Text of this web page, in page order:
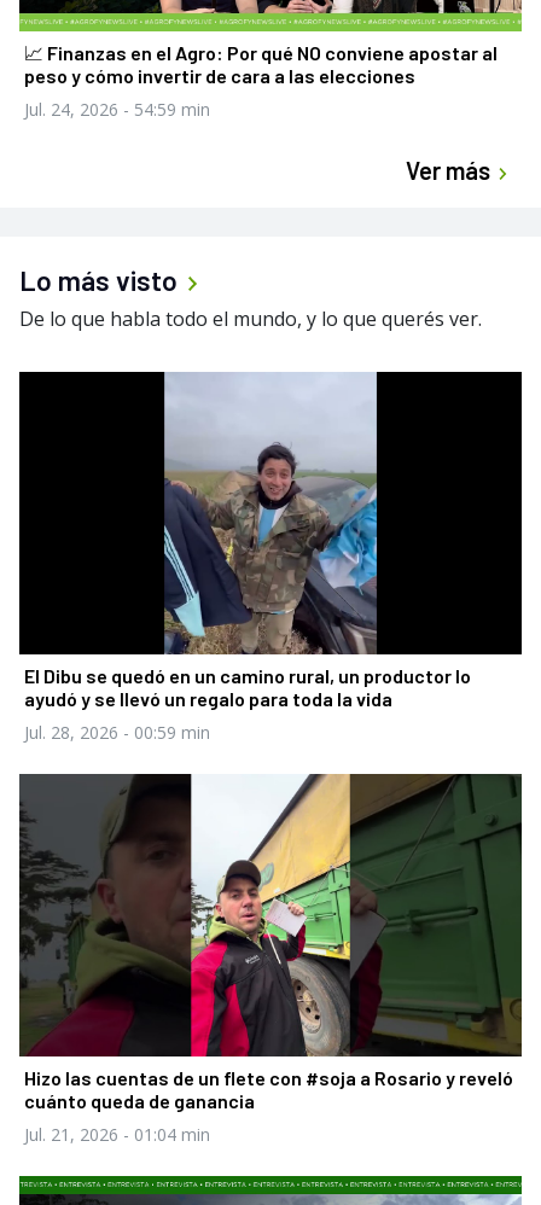
📈 Finanzas en el Agro: Por qué NO conviene apostar al
peso y cómo invertir de cara a las elecciones
Jul. 24, 2026 - 54:59 min
Ver más
Lo más visto
De lo que habla todo el mundo, y lo que querés ver.
El Dibu se quedó en un camino rural, un productor lo
ayudó y se llevó un regalo para toda la vida
Jul. 28, 2026 - 00:59 min
Hizo las cuentas de un flete con #soja a Rosario y reveló
cuánto queda de ganancia
Jul. 21, 2026 - 01:04 min